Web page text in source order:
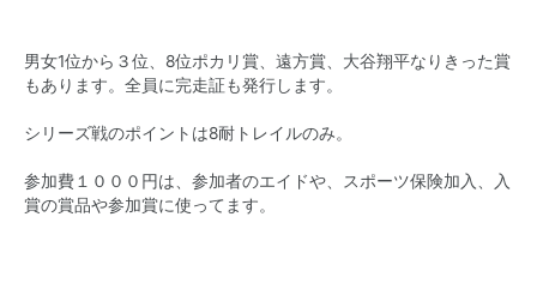
男女1位から３位、8位ポカリ賞、遠方賞、大谷翔平なりきった賞
もあります。全員に完走証も発行します。
シリーズ戦のポイントは8耐トレイルのみ。
参加費１０００円は、参加者のエイドや、スポーツ保険加入、入
賞の賞品や参加賞に使ってます。